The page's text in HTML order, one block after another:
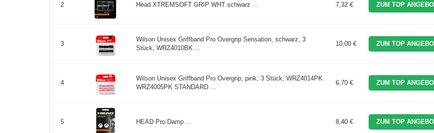
2 Head XTREMSOFT GRIP WHT schwarz ... 7,32 € ZUM TOP
3
Wilson Unisex Griffband Pro Overgrip Sensation, schwarz, 3
Stück, WRZ4010BK ...
10,00 € ZUM TOP
4
Wilson Unisex Griffband Pro Overgrip, pink, 3 Stück, WRZ4014PK
WRZ4005PK STANDARD ...
6,70 € ZUM TOP
5 HEAD Pro Damp ... 8,40 € ZUM TOP